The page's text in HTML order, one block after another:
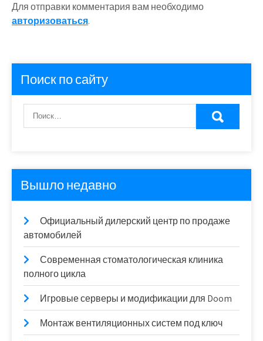
Для отправки комментария вам необходимо
авторизоваться.
Поиск по сайту
Вышло недавно
Официальный дилерский центр по продаже
автомобилей
Современная стоматологическая клиника
полного цикла
Игровые серверы и модификации для Doom
Монтаж вентиляционных систем под ключ